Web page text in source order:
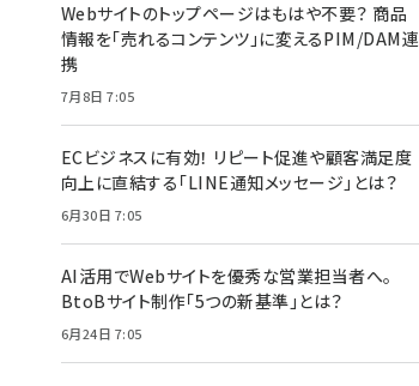
Webサイトのトップページはもはや不要？ 商品
情報を「売れるコンテンツ」に変えるPIM/DAM連
携
7月8日 7:05
ECビジネスに有効！ リピート促進や顧客満足度
向上に直結する「LINE通知メッセージ」とは？
6月30日 7:05
AI活用でWebサイトを優秀な営業担当者へ。
BtoBサイト制作「5つの新基準」とは？
6月24日 7:05